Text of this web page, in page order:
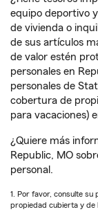
equipo deportivo
de vivienda o
de sus artículos
de valor estén
personales en
personales de
cobertura de
para vacaciones)
¿Quiere más
Republic, MO
personal.
1. Por favor, consulte su
propiedad cubierta y de